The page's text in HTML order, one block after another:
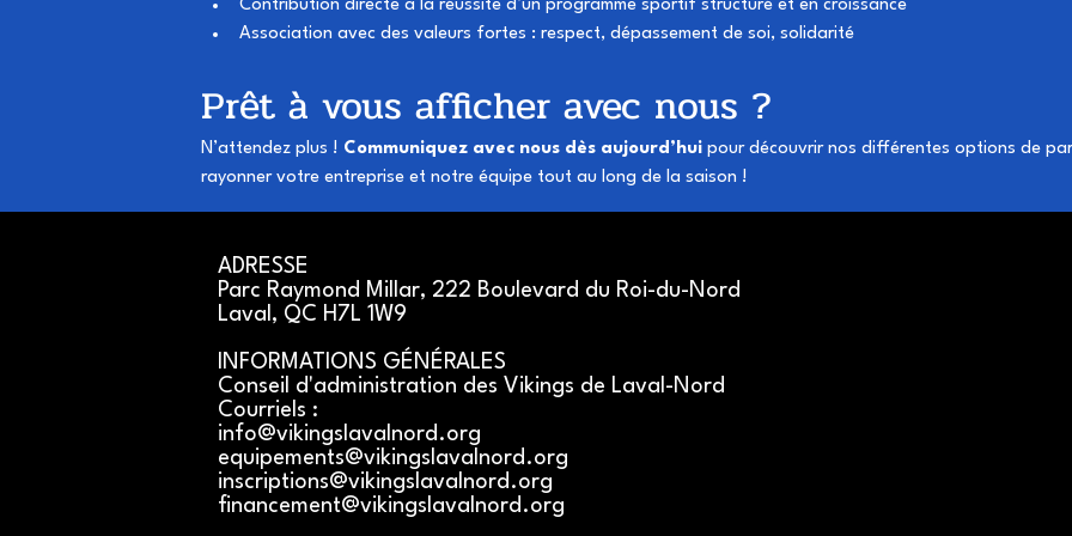
Contribution directe à la réussite d’un programme sportif structuré et en croissance
Association avec des valeurs fortes : respect, dépassement de soi, solidarité
Prêt à vous afficher avec nous ?
N’attendez plus ! Communiquez avec nous dès aujourd’hui pour découvrir nos différentes options de
rayonner votre entreprise et notre équipe tout au long de la saison !
​ADRESSE
​Parc Raymond Millar, 222 Boulevard du Roi-du-Nord
Laval, QC H7L 1W9
INFORMATIONS GÉNÉRALES
Conseil d'administration des Vikings de Laval-Nord
Courriels :
info@vikingslavalnord.org
equipements@vikingslavalnord.org
inscriptions@vikingslavalnord.org
financement@vikingslavalnord.org